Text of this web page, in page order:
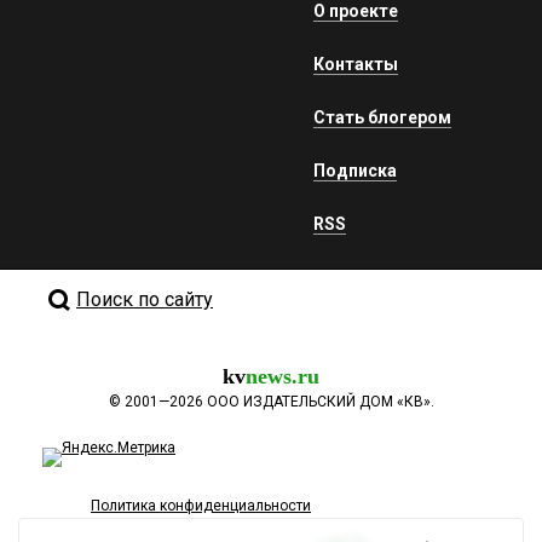
О проекте
Контакты
Стать блогером
Подписка
RSS
Поиск по сайту
kvnews.ru
© 2001—2026 ООО ИЗДАТЕЛЬСКИЙ ДОМ «КВ».
Политика конфиденциальности